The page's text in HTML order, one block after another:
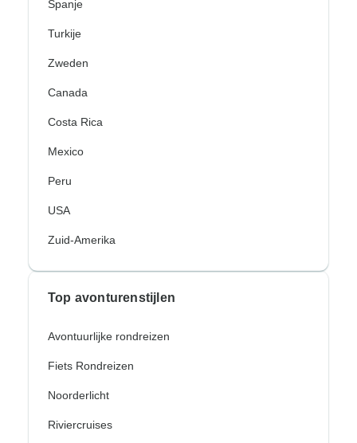
Spanje
Turkije
Zweden
Canada
Costa Rica
Mexico
Peru
USA
Zuid-Amerika
Top avonturenstijlen
Avontuurlijke rondreizen
Fiets Rondreizen
Noorderlicht
Riviercruises